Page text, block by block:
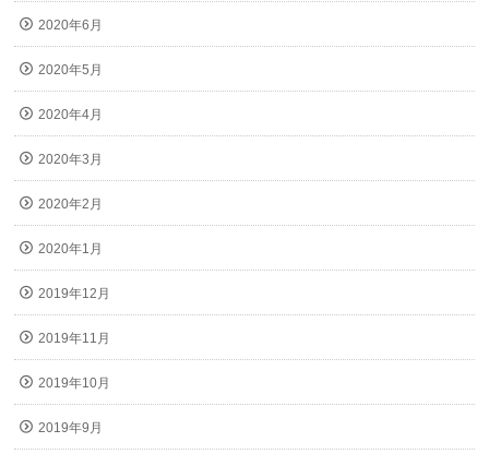
2020年6月
2020年5月
2020年4月
2020年3月
2020年2月
2020年1月
2019年12月
2019年11月
2019年10月
2019年9月